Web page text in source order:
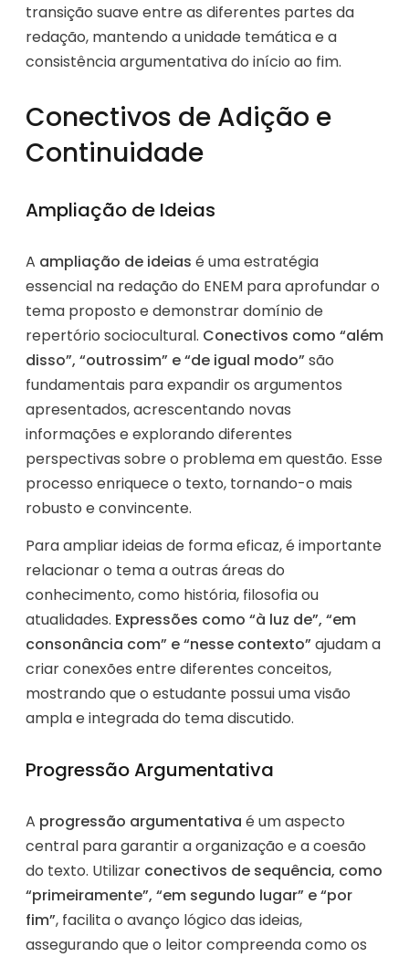
transição suave entre as diferentes partes da
redação, mantendo a unidade temática e a
consistência argumentativa do início ao fim.
Conectivos de Adição e
Continuidade
Ampliação de Ideias
A ampliação de ideias é uma estratégia
essencial na redação do ENEM para aprofundar o
tema proposto e demonstrar domínio de
repertório sociocultural. Conectivos como “além
disso”, “outrossim” e “de igual modo”são
fundamentais para expandir os argumentos
apresentados, acrescentando novas
informações e explorando diferentes
perspectivas sobre o problema em questão. Esse
processo enriquece o texto, tornando-o mais
robusto e convincente.
Para ampliar ideias de forma eficaz, é importante
relacionar o tema a outras áreas do
conhecimento, como história, filosofia ou
atualidades. Expressões como “à luz de”, “em
consonância com” e “nesse contexto”ajudam a
criar conexões entre diferentes conceitos,
mostrando que o estudante possui uma visão
ampla e integrada do tema discutido.
Progressão Argumentativa
A progressão argumentativa é um aspecto
central para garantir a organização e a coesão
do texto. Utilizar conectivos de sequência, como
“primeiramente”, “em segundo lugar” e “por
fim”, facilita o avanço lógico das ideias,
assegurando que o leitor compreenda como os